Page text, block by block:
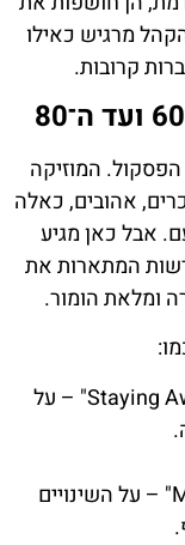
מרגיש כאילו
קרובות.
המוזיקה
אהובים, כאלה
אבל כאן מגיע
המתארות את
ומלאת הומור.
"Stayin’ Alive" שהופך ל־"Staying Awake" – על
"My Guy" שהופך ל־"My Thighs" – על השינויים